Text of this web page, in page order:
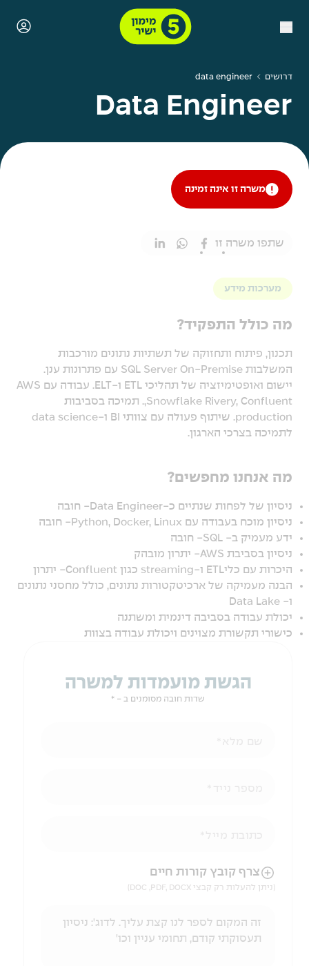
דרושים data engineer
Data Engineer
משרה זו אינה זמינה
שתפו משרה זו
מערכות מידע
מה כולל התפקיד?
תכנון, פיתוח ותחזוקה של תשתיות נתונים מורכבות
המשלבות SQL Server On-Premise עם פתרונות ענן.
יישום ואופטימיזציה של תהליכי ETL ו-ELT. עבודה עם AWS
,Snowflake Rivery, Confluent. תמיכה בסביבות
production. שיתוף פעולה עם צוותי BI ו-data science
לתמיכה בצרכי הארגון.
מה אנחנו מחפשים?
ניסיון של לפחות שנתיים כ-Data Engineer- חובה
ניסיון מוכח בעבודה עם Python, Docker, Linux- חובה
ידע מעמיק ב- SQL- חובה
ניסיון בסביבת AWS- יתרון מובהק
היכרות עם כליETL ו-streaming כגון Confluent- יתרון
הבנה מעמיקה של ארכיטקטורות נתונים, כולל מחסני נתונים
ו- Data Lake
יכולת עבודה בסביבה דינמית ומשתנה
כישורי תקשורת מצוינים ויכולת עבודה בצוות
הגשת מועמדות למשרה
שדות חובה מסומנים ב - *
הניווט לאחר העלאת הקובץ באמצעות מקש ה-TAB
צרף קובץ קורות חיים
(ניתן להעלות רק קבצי DOC ,PDF, DOCX)